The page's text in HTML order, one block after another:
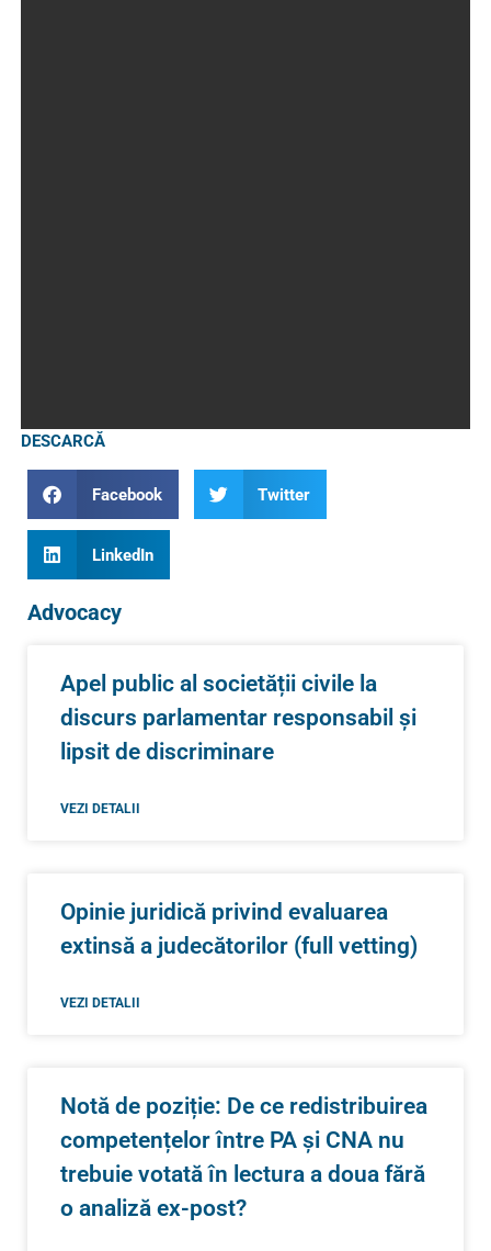
DESCARCĂ
Facebook Twitter
LinkedIn
Advocacy
Apel public al societății civile la
discurs parlamentar responsabil și
lipsit de discriminare
VEZI DETALII
Opinie juridică privind evaluarea
extinsă a judecătorilor (full vetting)
VEZI DETALII
Notă de poziție: De ce redistribuirea
competențelor între PA și CNA nu
trebuie votată în lectura a doua fără
o analiză ex-post?